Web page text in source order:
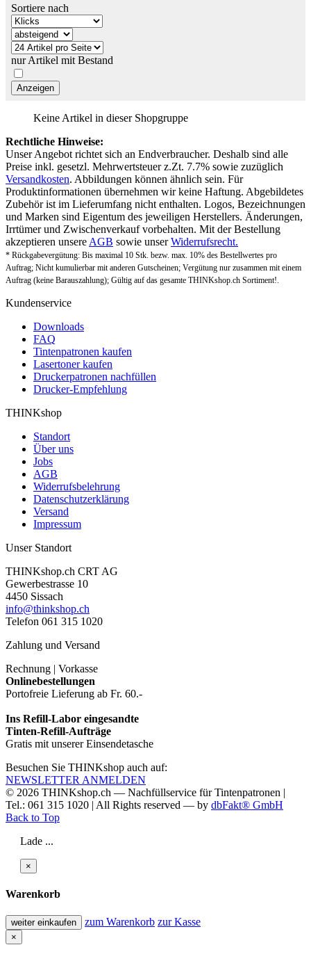
Sortiere nach
nur Artikel mit Bestand
Keine Artikel in dieser Shopgruppe
Rechtliche Hinweise:
Unser Angebot richtet sich an Endverbraucher. Deshalb sind alle
Preise inkl. gesetzl. Mehrwertsteuer z.Zt. 7.7% sowie zuzüglich
Versandkosten. Abbildungen können ähnlich sein. Für
Produktinformationen übernehmen wir keine Haftung. Abgebildetes
Zubehör ist im Lieferumfang nicht enthalten. Logos, Bezeichnungen
und Marken sind Eigentum des jeweiligen Herstellers. Änderungen,
Irrtümer und Zwischenverkauf vorbehalten. Mit der Bestellung
akzeptieren unsere AGB sowie unserWiderrufsrecht.
* Rückgabevergütung: Bis maximal 10 Stk. bezw. max. 10% des Bestellwertes pro
Auftrag; Nicht kumulierbar mit anderen Gutscheinen; Vergütung nur zusammen mit einem
Auftrag (keine Barauszahlung); Gültig auf das gesamte THINKshop.ch Sortiment!.
Kundenservice
Downloads
FAQ
Tintenpatronen kaufen
Lasertoner kaufen
Druckerpatronen nachfüllen
Drucker-Empfehlung
THINKshop
Standort
Über uns
Jobs
AGB
Widerrufsbelehrung
Datenschutzerklärung
Versand
Impressum
Unser Standort
THINKshop.ch CRT AG
Gewerbestrasse 10
4450 Sissach
info@thinkshop.ch
Telefon 061 315 1020
Zahlung und Versand
Rechnung | Vorkasse
Onlinebestellungen
Portofreie Lieferung ab Fr. 60.-
Ins Refill-Labor eingesandte
Tinten-Refill-Aufträge
Gratis mit unserer Einsendetasche
Besuchen Sie THINKshop auch auf:
NEWSLETTER ANMELDEN
© 2026 THINKshop.ch — Nachfüllservice fürTintenpatronen |
Tel.: 061 315 1020 | All Rights reserved — by dbFakt® GmbH
Back to Top
Lade ...
×
Warenkorb
weiter einkaufen zum Warenkorb zur Kasse
×